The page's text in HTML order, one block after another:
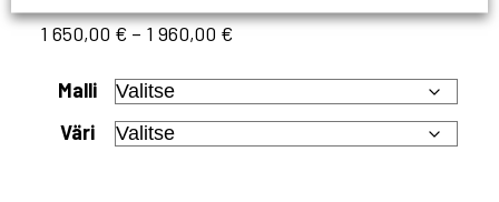
1 650,00 € – 1 960,00 €
-
1
Malli
Väri